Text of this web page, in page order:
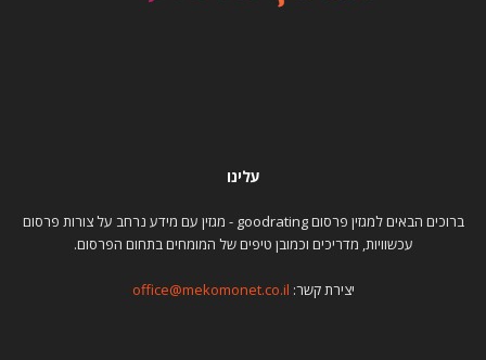
עלינו
ברוכים הבאים למגזין פרסום goodrating - מגזין עם מידע נרחב על צורות פרסום
עכשוויות, מדריכים וכמובן טיפים של המומחים בתחום הפרסום.
יצירת קשר: office@mekomonet.co.il